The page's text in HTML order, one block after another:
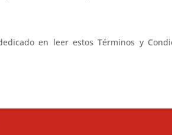
en leer estos Términos y